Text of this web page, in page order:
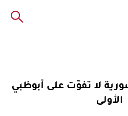
لا تفوّت على أبوظبي
الأولى